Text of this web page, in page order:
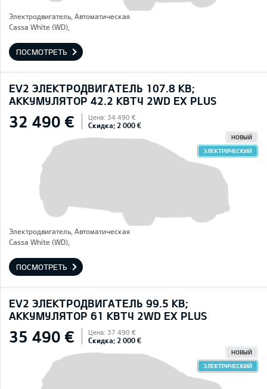
Электродвигатель, Автоматическая
Cassa White (WD),
ПОСМОТРЕТЬ
EV2 ЭЛЕКТРОДВИГАТЕЛЬ 107.8 КВ;
AККУМУЛЯТОР 42.2 КВТЧ 2WD EX PLUS
32 490 € Цена: 34 490 €
Скидка: 2 000 €
НОВЫЙ
ЭЛЕКТРИЧЕСКИЙ
Электродвигатель, Автоматическая
Cassa White (WD),
ПОСМОТРЕТЬ
EV2 ЭЛЕКТРОДВИГАТЕЛЬ 99.5 КВ;
AККУМУЛЯТОР 61 КВТЧ 2WD EX PLUS
35 490 € Цена: 37 490 €
Скидка: 2 000 €
НОВЫЙ
ЭЛЕКТРИЧЕСКИЙ